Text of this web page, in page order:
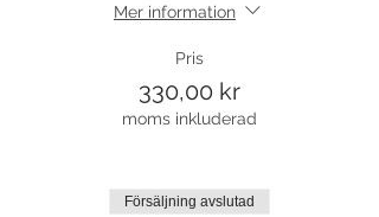
Mer information
Pris
330,00 kr
moms inkluderad
Försäljning avslutad